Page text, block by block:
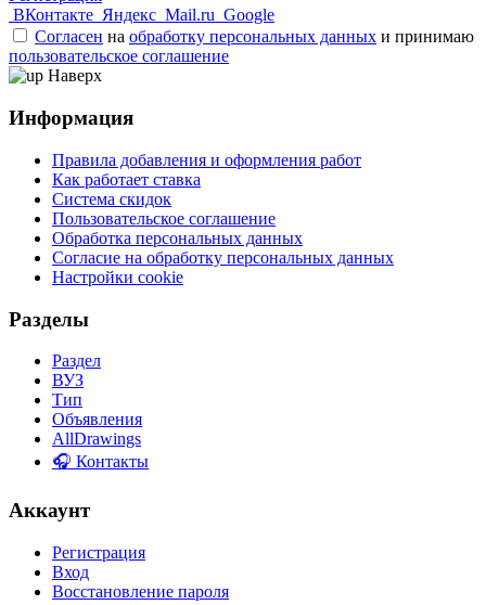
ВКонтакте Яндекс Mail.ru Google
Согласен на обработку персональных данных и принимаю
пользовательское соглашение
Наверх
Информация
Правила добавления и оформления работ
Как работает ставка
Система скидок
Пользовательское соглашение
Обработка персональных данных
Согласие на обработку персональных данных
Настройки cookie
Разделы
Раздел
ВУЗ
Тип
Объявления
AllDrawings
🎧 Контакты
Аккаунт
Регистрация
Вход
Восстановление пароля